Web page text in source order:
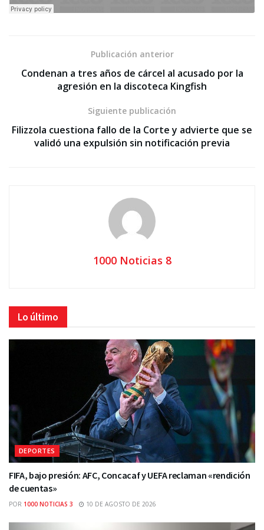
Publicación anterior
Condenan a tres años de cárcel al acusado por la
agresión en la discoteca Kingfish
Siguiente publicación
Filizzola cuestiona fallo de la Corte y advierte que se
validó una expulsión sin notificación previa
1000 Noticias 8
Lo último
DEPORTES
FIFA, bajo presión: AFC, Concacaf y UEFA reclaman «rendición
de cuentas»
POR 1000 NOTICIAS 3 10 DE AGOSTO DE 2026